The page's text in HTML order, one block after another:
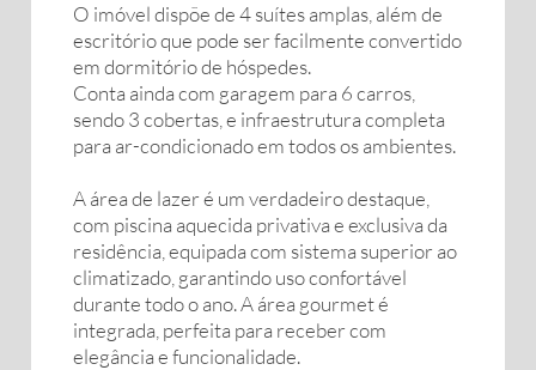
O imóvel dispõe de 4 suítes amplas, além de
escritório que pode ser facilmente convertido
em dormitório de hóspedes.
Conta ainda com garagem para 6 carros,
sendo 3 cobertas, e infraestrutura completa
para ar-condicionado em todos os ambientes.
A área de lazer é um verdadeiro destaque,
com piscina aquecida privativa e exclusiva da
residência, equipada com sistema superior ao
climatizado, garantindo uso confortável
durante todo o ano. A área gourmet é
integrada, perfeita para receber com
elegância e funcionalidade.